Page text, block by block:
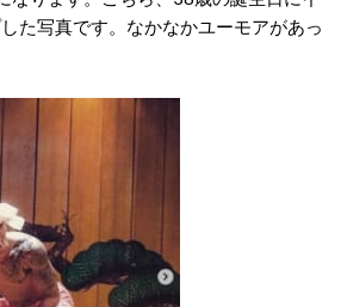
た写真です。なかなかユーモアがあっ